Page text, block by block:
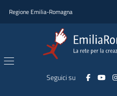
Regione Emilia-Romagna
Seguici su